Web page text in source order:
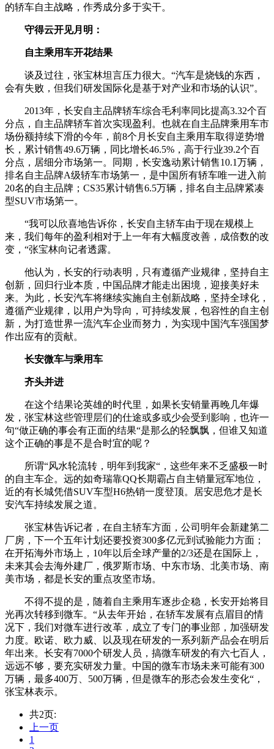
的轿车自主战略，作秀成分多于实干。
守得云开见月明：
自主乘用车开花结果
谈及过往，张宝林坦言压力很大。“汽车是烧钱的东西，
会有失败，但我们研发国际化是基于对产业和市场的认识”。
2013年，长安自主品牌轿车综合毛利率同比提高3.32个百
分点，自主品牌轿车首次实现盈利。也就在自主品牌乘用车市
场份额持续下滑的今年，前8个月长安自主乘用车取得逆势增
长，累计销售49.6万辆，同比增长46.5%，高于行业39.2个百
分点，居细分市场第一。同期，长安逸动累计销售10.1万辆，
排名自主品牌A级轿车市场第一，是中国所有轿车唯一进入前
20名的自主品牌；CS35累计销售6.5万辆，排名自主品牌紧凑
型SUV市场第一。
“我可以欣喜地告诉你，长安自主轿车由于现在规模上
来，我们每年的盈利相对于上一年有大幅度改善，成倍数的改
变，“张宝林向记者透露。
他认为，长安的行动表明，只有遵循产业规律，坚持自主
创新，回归行业本质，中国品牌才能走出困境，迎接美好未
来。为此，长安汽车将继续实施自主创新战略，坚持全球化，
遵循产业规律，以用户为导向，可持续发展，包容性的自主创
新，为打造世界一流汽车企业而努力，为实现中国汽车强国梦
作出应有的贡献。
长安微车与乘用车
齐头并进
在这个结果论英雄的时代里，如果长安销量再晚几年爆
发，张宝林这些管理层们的仕途或多或少会受到影响，也许一
句“做正确的事会有正面的结果“是那么的轻飘飘，但谁又知道
这个正确的事是不是合时宜的呢？
所谓“风水轮流转，明年到我家“，这些年来不乏盛极一时
的自主车企。远的如奇瑞靠QQ长期霸占自主销量冠军地位，
近的有长城凭借SUV车型H6热销一度登顶。居安思危才是长
安汽车持续发展之道。
张宝林告诉记者，在自主轿车方面，公司明年会新建第二
厂房，下一个五年计划还要投资300多亿元到试验能力方面；
在开拓海外市场上，10年以后全球产量的2/3还是在国际上，
未来其会去海外建厂，俄罗斯市场、中东市场、北美市场、南
美市场，都是长安的重点攻坚市场。
不得不提的是，随着自主乘用车逐步企稳，长安开始将目
光再次转移到微车。“从去年开始，在轿车发展有点眉目的情
况下，我们对微车进行改革，成立了专门的事业部，加强研发
力度。欧诺、欧力威、以及现在研发的一系列新产品会在明后
年出来。长安有7000个研发人员，搞微车研发的有六七百人，
远远不够，要充实研发力量。中国的微车市场未来可能有300
万辆，最多400万、500万辆，但是微车的形态会发生变化“，
张宝林表示。
共2页:
上一页
1